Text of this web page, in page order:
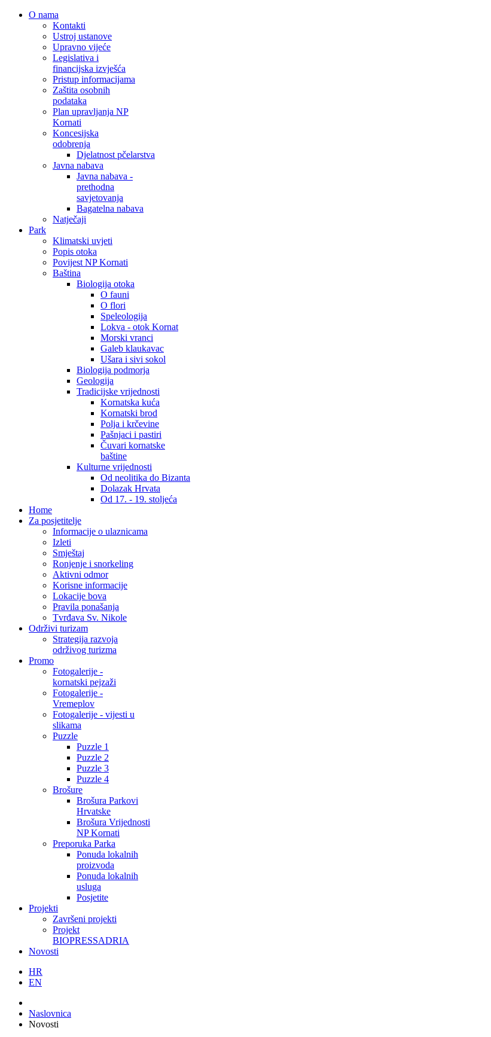
O nama
Kontakti
Ustroj ustanove
Upravno vijeće
Legislativa i
financijska izvješća
Pristup informacijama
Zaštita osobnih
podataka
Plan upravljanja NP
Kornati
Koncesijska
odobrenja
Djelatnost pčelarstva
Javna nabava
Javna nabava -
prethodna
savjetovanja
Bagatelna nabava
Natječaji
Park
Klimatski uvjeti
Popis otoka
Povijest NP Kornati
Baština
Biologija otoka
O fauni
O flori
Speleologija
Lokva - otok Kornat
Morski vranci
Galeb klaukavac
Ušara i sivi sokol
Biologija podmorja
Geologija
Tradicijske vrijednosti
Kornatska kuća
Kornatski brod
Polja i krčevine
Pašnjaci i pastiri
Čuvari kornatske
baštine
Kulturne vrijednosti
Od neolitika do Bizanta
Dolazak Hrvata
Od 17. - 19. stoljeća
Home
Za posjetitelje
Informacije o ulaznicama
Izleti
Smještaj
Ronjenje i snorkeling
Aktivni odmor
Korisne informacije
Lokacije bova
Pravila ponašanja
Tvrđava Sv. Nikole
Održivi turizam
Strategija razvoja
održivog turizma
Promo
Fotogalerije -
kornatski pejzaži
Fotogalerije -
Vremeplov
Fotogalerije - vijesti u
slikama
Puzzle
Puzzle 1
Puzzle 2
Puzzle 3
Puzzle 4
Brošure
Brošura Parkovi
Hrvatske
Brošura Vrijednosti
NP Kornati
Preporuka Parka
Ponuda lokalnih
proizvoda
Ponuda lokalnih
usluga
Posjetite
Projekti
Završeni projekti
Projekt
BIOPRESSADRIA
Novosti
HR
EN
Naslovnica
Novosti